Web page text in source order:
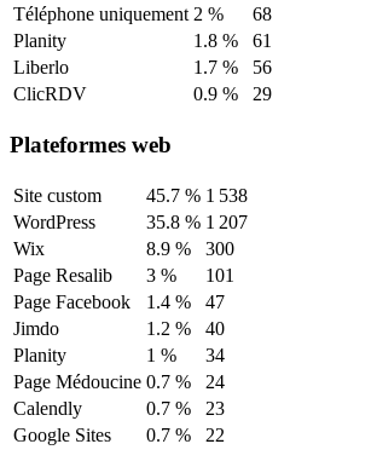
Téléphone uniquement 2 %
68
Planity
1.8 %
61
Liberlo
1.7 %
56
ClicRDV
0.9 % 29
Plateformes web
Site custom 45.7 % 1 538
WordPress
35.8 % 1 207
Wix
8.9 %
300
Page Resalib
3 %
101
Page Facebook
1.4 %
47
Jimdo
1.2 %
40
Planity
1 %
34
Page Médoucine 0.7 %
24
Calendly
0.7 %
23
Google Sites
0.7 % 22